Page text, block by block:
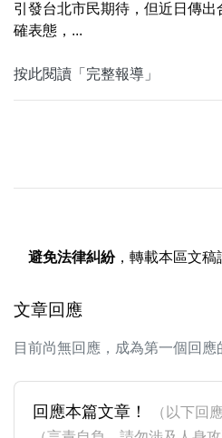
引發台北市民期待，但近日傳
確表態，...
按此閱讀「完整報導」
避免法律糾紛，轉載本區文稿
文章回應
目前尚無回應，成為第一個回應
回應本篇文章！
（以下回